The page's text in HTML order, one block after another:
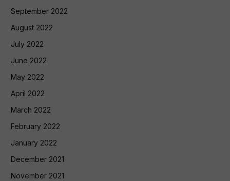
September 2022
August 2022
July 2022
June 2022
May 2022
April 2022
March 2022
February 2022
January 2022
December 2021
November 2021